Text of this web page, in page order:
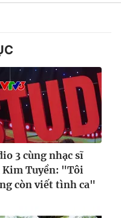
3 cùng nhạc sĩ
Kim Tuyền: "Tôi
còn viết tình ca"